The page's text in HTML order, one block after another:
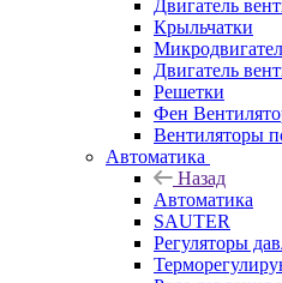
Двигатель
Крыльчатки
Двигатель
Решетки
Фен
Вентиляторы
Автоматика
Назад
Автоматика
SAUTER
Регуляторы